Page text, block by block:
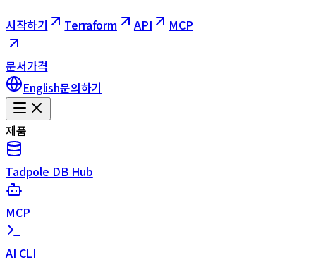
시작하기 Terraform API MCP
문서가격
English문의하기
제품
Tadpole DB Hub
MCP
AI CLI